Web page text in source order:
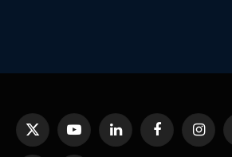
X
YouTubeLinkedIn Facebook